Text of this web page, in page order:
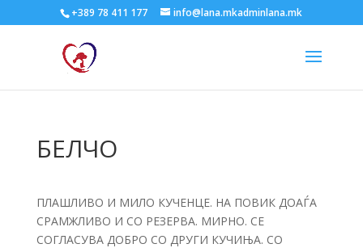
+389 78 411 177 info@lana.mkadminlana.mk
БЕЛЧО
ПЛАШЛИВО И МИЛО КУЧЕНЦЕ. НА ПОВИК ДОАЃА
СРАМЖЛИВО И СО РЕЗЕРВА. МИРНО. СЕ
СОГЛАСУВА ДОБРО СО ДРУГИ КУЧИЊА. СО